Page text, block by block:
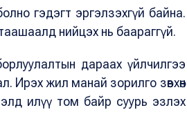
гэдэгт эргэлзэхгүй байна.
нийцэх нь баараггүй.
дараах үйлчилгээ
Ирэх жил манай зорилго зөвхөн
илүү том байр суурь эзлэх